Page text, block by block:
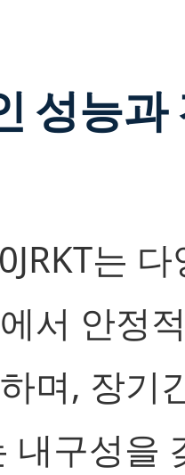
성능과
는
서 안정
며, 장기
내구성을